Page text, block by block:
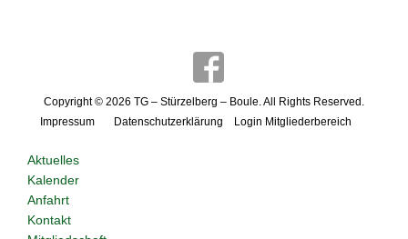
Copyright © 2026 TG – Stürzelberg – Boule. All Rights Reserved.
Impressum
Datenschutzerklärung Login Mitgliederbereich
Aktuelles
Kalender
Anfahrt
Kontakt